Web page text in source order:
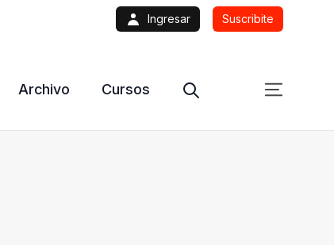
Ingresar Suscribite
Archivo Cursos